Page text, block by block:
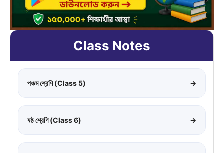
Class Notes
পঞ্চম শ্রেণি (Class 5) →
ষষ্ঠ শ্রেণি (Class 6) →